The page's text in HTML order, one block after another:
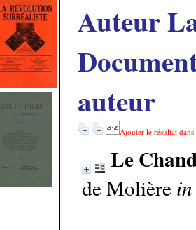
Auteur
auteur
Ajouter le résultat
Le
de Molière